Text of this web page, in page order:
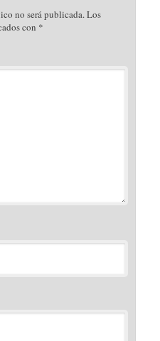
no será publicada.Los
con *